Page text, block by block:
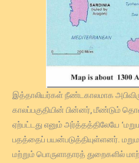
இத்தாலியர்கள் நீண்டகாலமாக
காலப்பகுதியின் பின்னர், மீண்டும்
ஏற்பட்டது எனும் அர்த்தத்திலேயே
பதத்தைப் பயன்படுத்தியுள்ளனர்.
மற்றும் பொருளாதாரத் துறைகளில்